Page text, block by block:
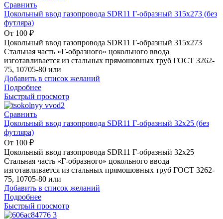
Сравнить
Цокольный ввод газопровода SDR11 Г-образный 315х273 (без
футляра)
От 100 ₽
Цокольный ввод газопровода SDR11 Г-образный 315х273
Стальная часть «Г-образного» цокольного ввода
изготавливается из стальных прямошовных труб ГОСТ 3262-
75, 10705-80 или
Добавить в список желаний
Подробнее
Быстрый просмотр
Сравнить
Цокольный ввод газопровода SDR11 Г-образный 32х25 (без
футляра)
От 100 ₽
Цокольный ввод газопровода SDR11 Г-образный 32х25
Стальная часть «Г-образного» цокольного ввода
изготавливается из стальных прямошовных труб ГОСТ 3262-
75, 10705-80 или
Добавить в список желаний
Подробнее
Быстрый просмотр